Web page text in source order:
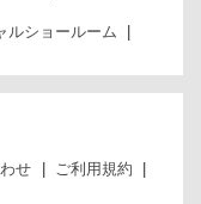
ルショールーム
せ ご利用規約